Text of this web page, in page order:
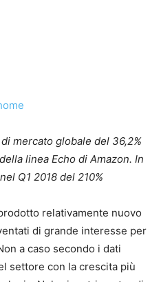
mercato globale del 36,2%
linea Echo di Amazon. In
Q1 2018 del 210%
relativamente nuovo
di grande interesse per
a caso secondo i dati
settore con la crescita più